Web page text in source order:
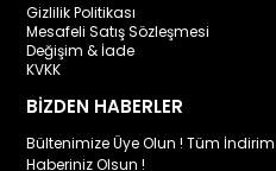
Gizlilik Politikası
Mesafeli Satış Sözleşmesi
Değişim & İade
KVKK
BİZDEN HABERLER
Bültenimize Üye Olun ! Tüm
Haberiniz Olsun !